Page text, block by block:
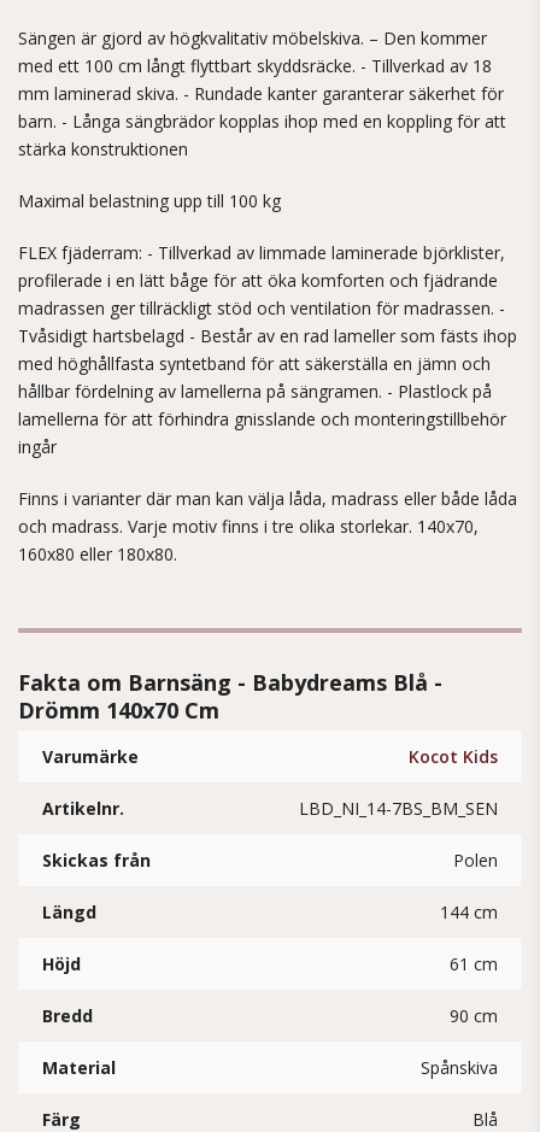
Sängen är gjord av högkvalitativ möbelskiva. – Den kommer
med ett 100 cm långt flyttbart skyddsräcke. - Tillverkad av 18
mm laminerad skiva. - Rundade kanter garanterar säkerhet för
barn. - Långa sängbrädor kopplas ihop med en koppling för att
stärka konstruktionen
Maximal belastning upp till 100 kg
FLEX fjäderram: - Tillverkad av limmade laminerade björklister,
profilerade i en lätt båge för att öka komforten och fjädrande
madrassen ger tillräckligt stöd och ventilation för madrassen. -
Tvåsidigt hartsbelagd - Består av en rad lameller som fästs ihop
med höghållfasta syntetband för att säkerställa en jämn och
hållbar fördelning av lamellerna på sängramen. - Plastlock på
lamellerna för att förhindra gnisslande och monteringstillbehör
ingår
Finns i varianter där man kan välja låda, madrass eller både låda
och madrass. Varje motiv finns i tre olika storlekar. 140x70,
160x80 eller 180x80.
Fakta om Barnsäng - Babydreams Blå -
Drömm 140x70 Cm
Varumärke Kocot Kids
Artikelnr. LBD_NI_14-7BS_BM_SEN
Skickas från Polen
Längd 144 cm
Höjd 61 cm
Bredd 90 cm
Material Spånskiva
Färg Blå